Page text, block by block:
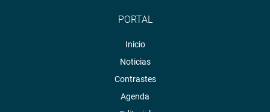
https://twitter.com/congresoperu
PORTAL
Inicio
Noticias
Contrastes
Agenda